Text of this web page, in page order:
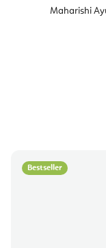
Maharishi
Bestseller